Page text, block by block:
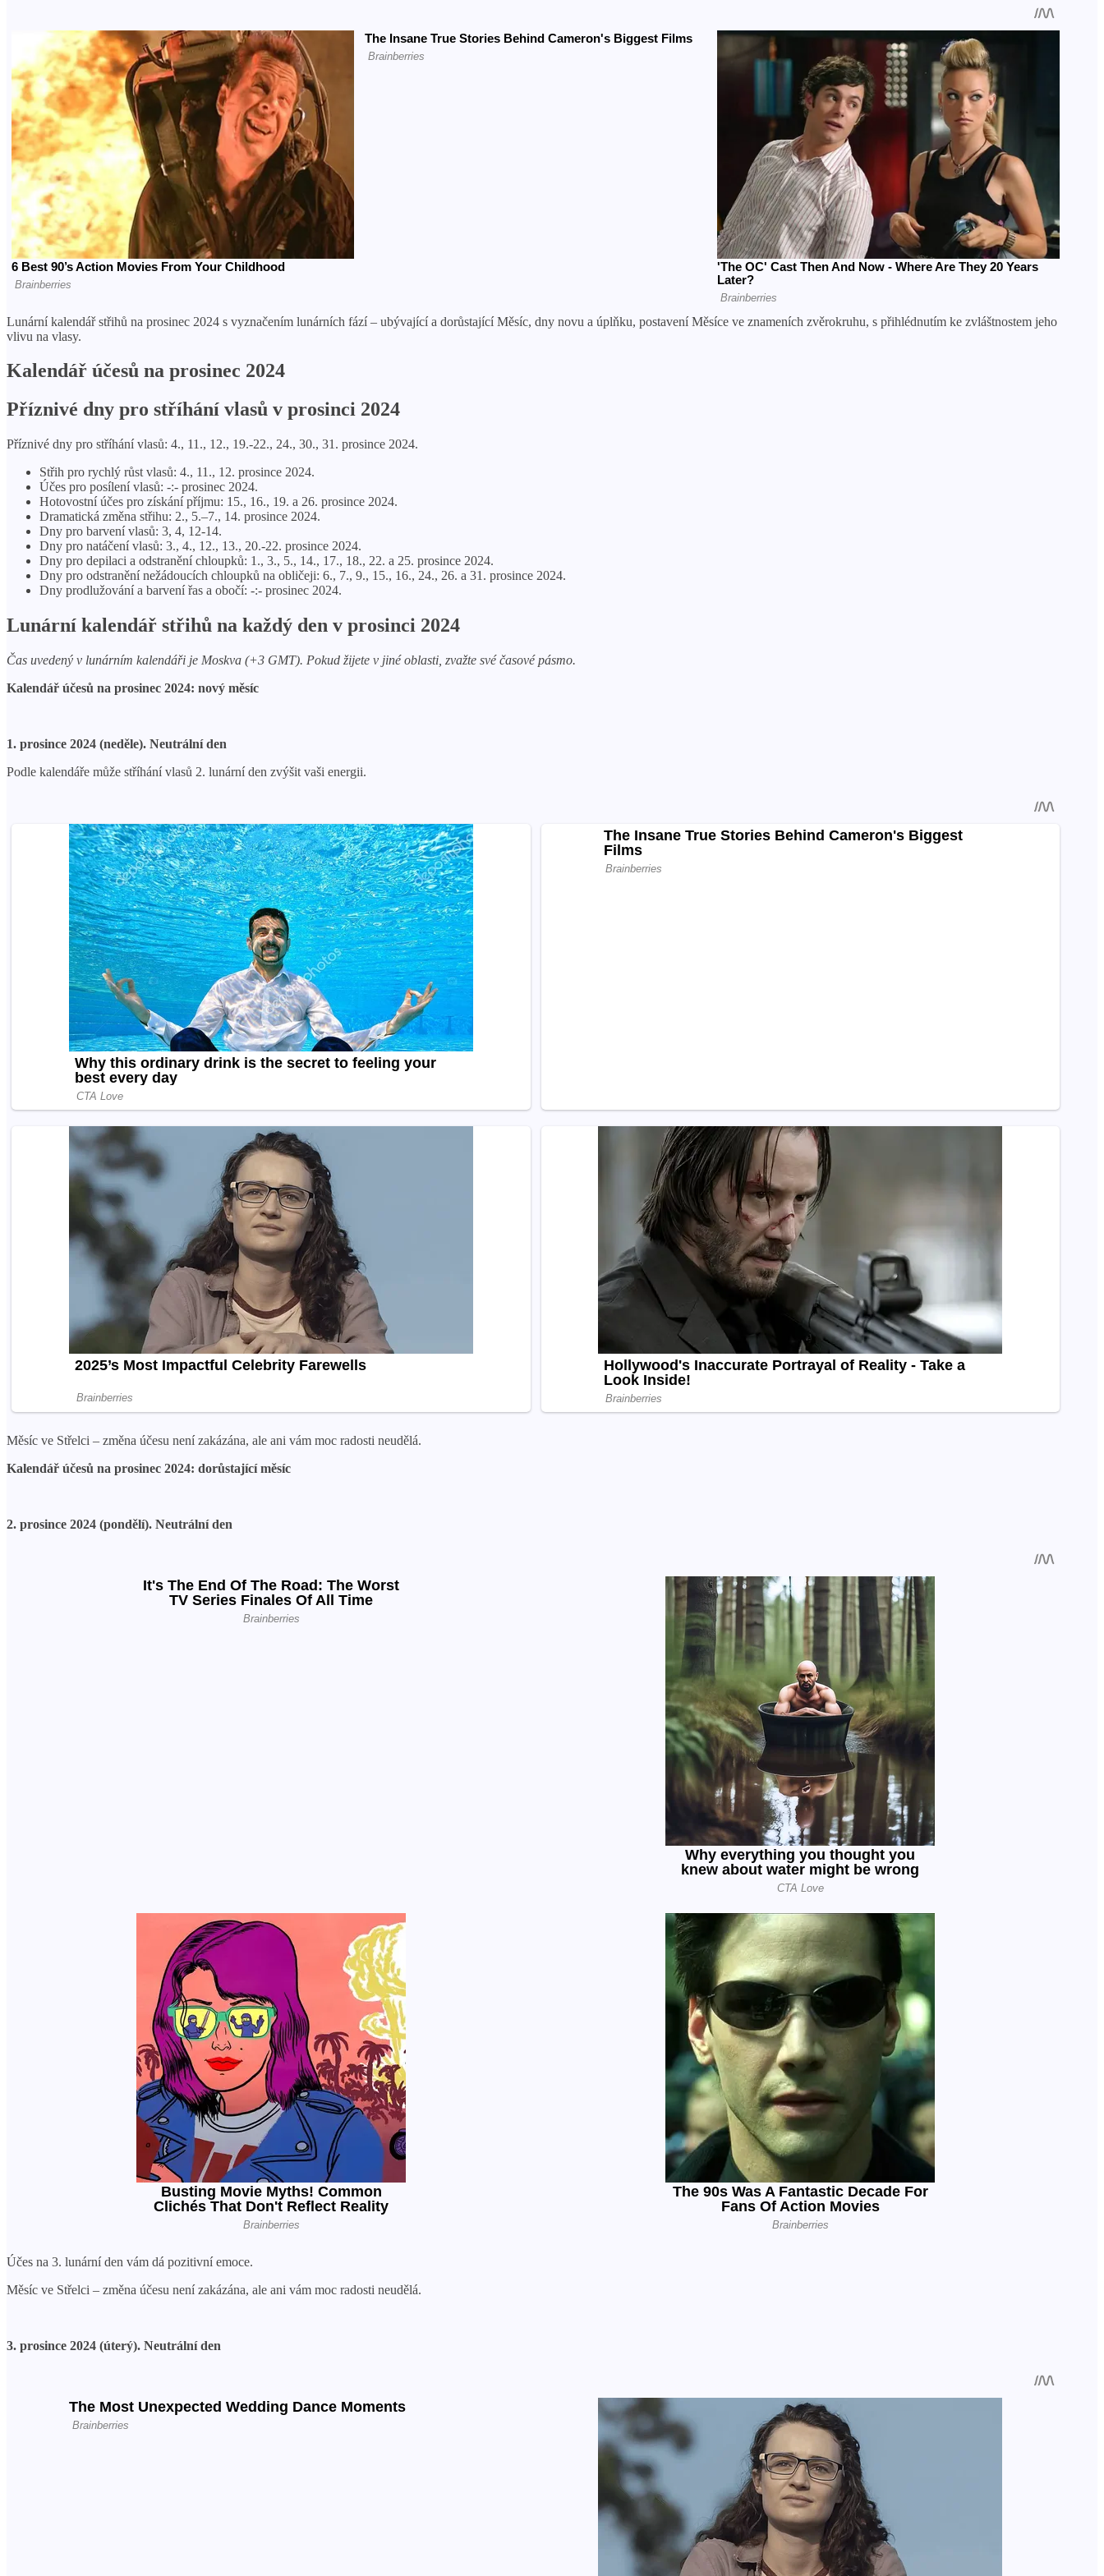
Lunární kalendář střihů na prosinec 2024 s vyznačením lunárních fází – ubývající a dorůstající Měsíc, dny novu a úplňku, postavení Měsíce ve znameních zvěrokruhu, s přihlédnutím ke zvláštnostem jeho
vlivu na vlasy.
Kalendář účesů na prosinec 2024
Příznivé dny pro stříhání vlasů v prosinci 2024
Příznivé dny pro stříhání vlasů: 4., 11., 12., 19.-22., 24., 30., 31. prosince 2024.
Střih pro rychlý růst vlasů: 4., 11., 12. prosince 2024.
Účes pro posílení vlasů: -:- prosinec 2024.
Hotovostní účes pro získání příjmu: 15., 16., 19. a 26. prosince 2024.
Dramatická změna střihu: 2., 5.–7., 14. prosince 2024.
Dny pro barvení vlasů: 3, 4, 12-14.
Dny pro natáčení vlasů: 3., 4., 12., 13., 20.-22. prosince 2024.
Dny pro depilaci a odstranění chloupků: 1., 3., 5., 14., 17., 18., 22. a 25. prosince 2024.
Dny pro odstranění nežádoucích chloupků na obličeji: 6., 7., 9., 15., 16., 24., 26. a 31. prosince 2024.
Dny prodlužování a barvení řas a obočí: -:- prosinec 2024.
Lunární kalendář střihů na každý den v prosinci 2024
Čas uvedený v lunárním kalendáři je Moskva (+3 GMT). Pokud žijete v jiné oblasti, zvažte své časové pásmo.
Kalendář účesů na prosinec 2024: nový měsíc
1. prosince 2024 (neděle). Neutrální den
Podle kalendáře může stříhání vlasů 2. lunární den zvýšit vaši energii.
Měsíc ve Střelci – změna účesu není zakázána, ale ani vám moc radosti neudělá.
Kalendář účesů na prosinec 2024: dorůstající měsíc
2. prosince 2024 (pondělí). Neutrální den
Účes na 3. lunární den vám dá pozitivní emoce.
Měsíc ve Střelci – změna účesu není zakázána, ale ani vám moc radosti neudělá.
3. prosince 2024 (úterý). Neutrální den